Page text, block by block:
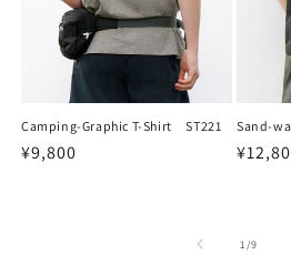
Camping-Graphic T-Shirt ST221
通
¥9,800
Sand-
通
1 /の
9